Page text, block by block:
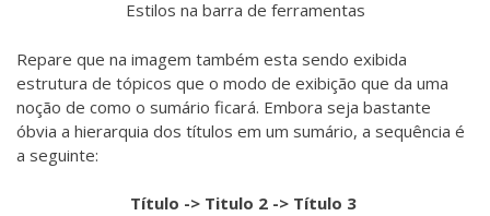
Estilos na barra de ferramentas
Repare que na imagem também esta sendo exibida
estrutura de tópicos que o modo de exibição que da uma
noção de como o sumário ficará. Embora seja bastante
óbvia a hierarquia dos títulos em um sumário, a sequência é
a seguinte:
Título -> Titulo 2 -> Título 3